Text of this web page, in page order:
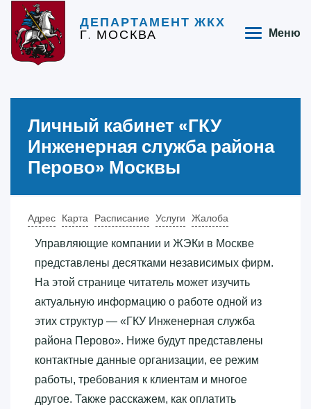
ДЕПАРТАМЕНТ ЖКХ
Г. МОСКВА Меню
Личный кабинет «‎ГКУ
Инженерная служба района
Перово»‎ Москвы
Адрес Карта Расписание Услуги Жалоба
Управляющие компании и ЖЭКи в Москве
представлены десятками независимых фирм.
На этой странице читатель может изучить
актуальную информацию о работе одной из
этих структур — «‎ГКУ Инженерная служба
района Перово»‎. Ниже будут представлены
контактные данные организации, ее режим
работы, требования к клиентам и многое
другое. Также расскажем, как оплатить